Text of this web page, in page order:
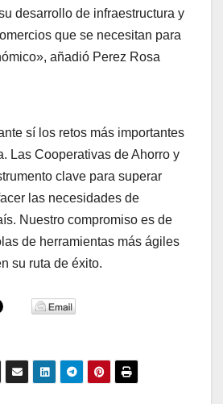
desarrollo de infraestructura y
que se necesitan para
añadió Perez Rosa
sí los retos más importantes
Las Cooperativas de Ahorro y
clave para superar
las necesidades de
Nuestro compromiso es de
de herramientas más ágiles
su ruta de éxito.